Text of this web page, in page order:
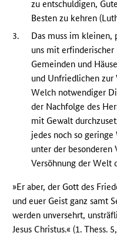
zu entschuldigen,
Besten zu kehren
3.
Das muss im kleinen,
uns mit erfinderischer
Gemeinden und
und Unfriedlichen zur
Welch notwendiger
der Nachfolge des
mit Gewalt
jedes noch so
unter der
Versöhnung der Welt
»Er aber, der Gott des
und euer Geist ganz samt
werden unversehrt,
Jesus Christus.« (1. Thess.